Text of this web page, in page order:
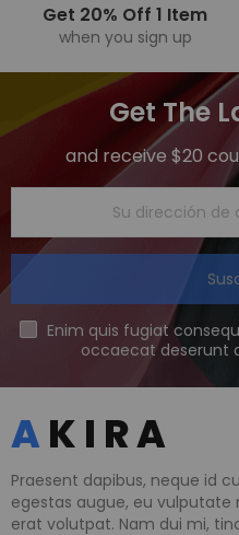
Get 20% Off 1 Item
when you sign up
Get The
and receive $20
Enim quis fugiat
occaecat deserunt
Praesent dapibus, neque id
egestas augue, eu vulputate
erat volutpat. Nam dui mi,